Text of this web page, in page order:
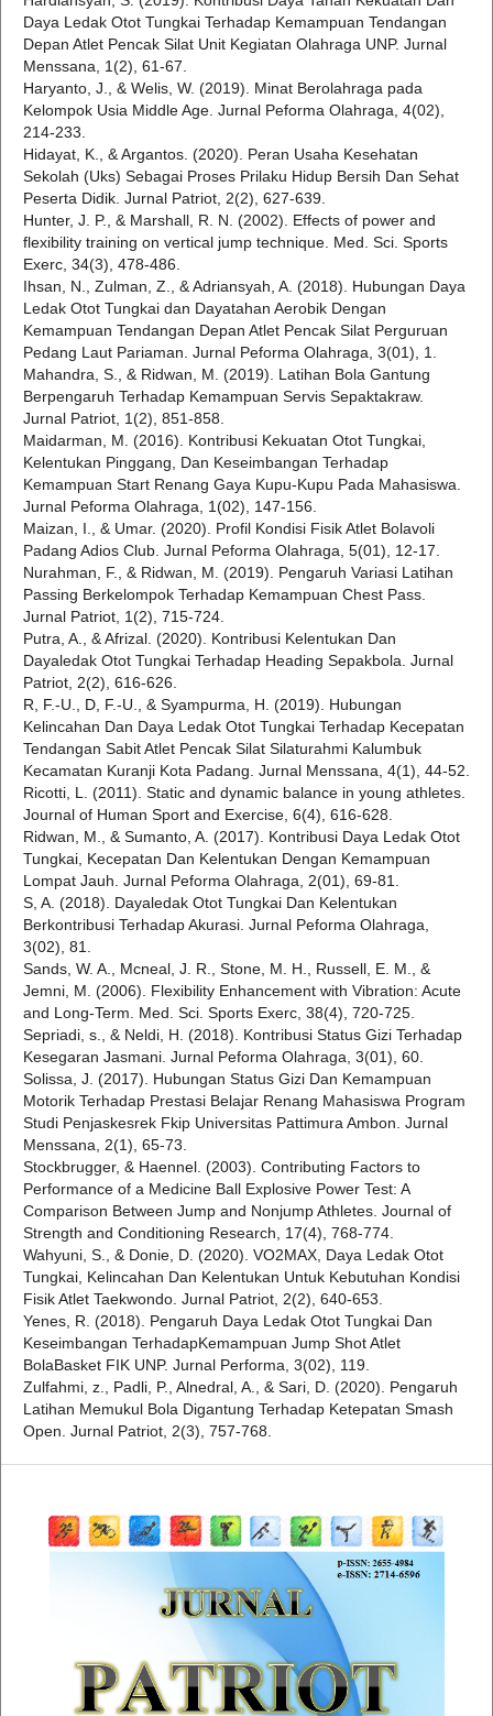
Daya Ledak Otot Tungkai Terhadap Kemampuan Tendangan
Depan Atlet Pencak Silat Unit Kegiatan Olahraga UNP. Jurnal
Menssana, 1(2), 61-67.
Haryanto, J., & Welis, W. (2019). Minat Berolahraga pada
Kelompok Usia Middle Age. Jurnal Peforma Olahraga, 4(02),
214-233.
Hidayat, K., & Argantos. (2020). Peran Usaha Kesehatan
Sekolah (Uks) Sebagai Proses Prilaku Hidup Bersih Dan Sehat
Peserta Didik. Jurnal Patriot, 2(2), 627-639.
Hunter, J. P., & Marshall, R. N. (2002). Effects of power and
flexibility training on vertical jump technique. Med. Sci. Sports
Exerc, 34(3), 478-486.
Ihsan, N., Zulman, Z., & Adriansyah, A. (2018). Hubungan Daya
Ledak Otot Tungkai dan Dayatahan Aerobik Dengan
Kemampuan Tendangan Depan Atlet Pencak Silat Perguruan
Pedang Laut Pariaman. Jurnal Peforma Olahraga, 3(01), 1.
Mahandra, S., & Ridwan, M. (2019). Latihan Bola Gantung
Berpengaruh Terhadap Kemampuan Servis Sepaktakraw.
Jurnal Patriot, 1(2), 851-858.
Maidarman, M. (2016). Kontribusi Kekuatan Otot Tungkai,
Kelentukan Pinggang, Dan Keseimbangan Terhadap
Kemampuan Start Renang Gaya Kupu-Kupu Pada Mahasiswa.
Jurnal Peforma Olahraga, 1(02), 147-156.
Maizan, I., & Umar. (2020). Profil Kondisi Fisik Atlet Bolavoli
Padang Adios Club. Jurnal Peforma Olahraga, 5(01), 12-17.
Nurahman, F., & Ridwan, M. (2019). Pengaruh Variasi Latihan
Passing Berkelompok Terhadap Kemampuan Chest Pass.
Jurnal Patriot, 1(2), 715-724.
Putra, A., & Afrizal. (2020). Kontribusi Kelentukan Dan
Dayaledak Otot Tungkai Terhadap Heading Sepakbola. Jurnal
Patriot, 2(2), 616-626.
R, F.-U., D, F.-U., & Syampurma, H. (2019). Hubungan
Kelincahan Dan Daya Ledak Otot Tungkai Terhadap Kecepatan
Tendangan Sabit Atlet Pencak Silat Silaturahmi Kalumbuk
Kecamatan Kuranji Kota Padang. Jurnal Menssana, 4(1), 44-52.
Ricotti, L. (2011). Static and dynamic balance in young athletes.
Journal of Human Sport and Exercise, 6(4), 616-628.
Ridwan, M., & Sumanto, A. (2017). Kontribusi Daya Ledak Otot
Tungkai, Kecepatan Dan Kelentukan Dengan Kemampuan
Lompat Jauh. Jurnal Peforma Olahraga, 2(01), 69-81.
S, A. (2018). Dayaledak Otot Tungkai Dan Kelentukan
Berkontribusi Terhadap Akurasi. Jurnal Peforma Olahraga,
3(02), 81.
Sands, W. A., Mcneal, J. R., Stone, M. H., Russell, E. M., &
Jemni, M. (2006). Flexibility Enhancement with Vibration: Acute
and Long-Term. Med. Sci. Sports Exerc, 38(4), 720-725.
Sepriadi, s., & Neldi, H. (2018). Kontribusi Status Gizi Terhadap
Kesegaran Jasmani. Jurnal Peforma Olahraga, 3(01), 60.
Solissa, J. (2017). Hubungan Status Gizi Dan Kemampuan
Motorik Terhadap Prestasi Belajar Renang Mahasiswa Program
Studi Penjaskesrek Fkip Universitas Pattimura Ambon. Jurnal
Menssana, 2(1), 65-73.
Stockbrugger, & Haennel. (2003). Contributing Factors to
Performance of a Medicine Ball Explosive Power Test: A
Comparison Between Jump and Nonjump Athletes. Journal of
Strength and Conditioning Research, 17(4), 768-774.
Wahyuni, S., & Donie, D. (2020). VO2MAX, Daya Ledak Otot
Tungkai, Kelincahan Dan Kelentukan Untuk Kebutuhan Kondisi
Fisik Atlet Taekwondo. Jurnal Patriot, 2(2), 640-653.
Yenes, R. (2018). Pengaruh Daya Ledak Otot Tungkai Dan
Keseimbangan TerhadapKemampuan Jump Shot Atlet
BolaBasket FIK UNP. Jurnal Performa, 3(02), 119.
Zulfahmi, z., Padli, P., Alnedral, A., & Sari, D. (2020). Pengaruh
Latihan Memukul Bola Digantung Terhadap Ketepatan Smash
Open. Jurnal Patriot, 2(3), 757-768.